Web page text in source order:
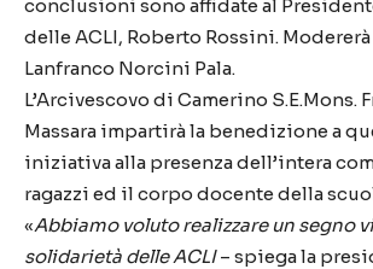
conclusioni sono affidate al
delle ACLI, Roberto Rossini.
Lanfranco Norcini Pala.
L’Arcivescovo di Camerino S.E.Mons.
Massara impartirà la benedizione a
iniziativa alla presenza dell’intera
ragazzi ed il corpo docente della
«Abbiamo voluto realizzare un segno
solidarietà delle ACLI– spiega la